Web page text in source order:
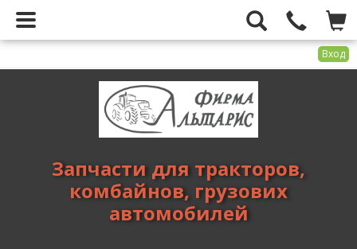
Вход
тракторов,
комбайнов,
Запчасти для тракторов,
комбайнов, грузових
автомобилей